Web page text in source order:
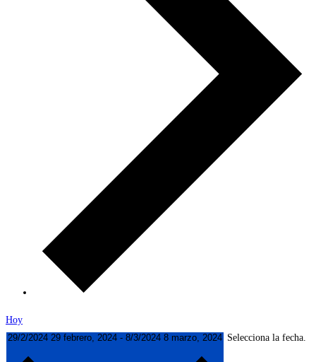
Hoy
29/2/2024 29 febrero, 2024 - 8/3/2024 8 marzo, 2024 Selecciona la fecha.